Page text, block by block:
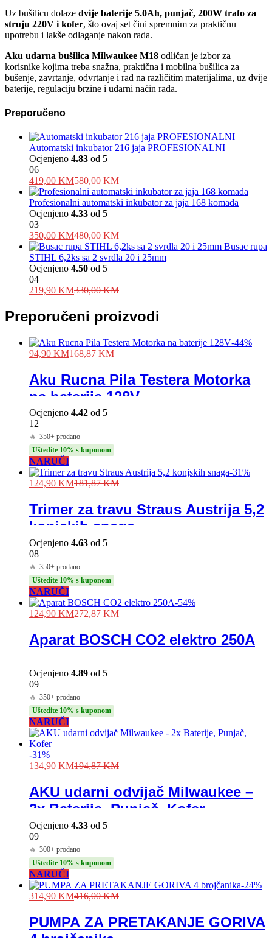
Uz bušilicu dolaze dvije baterije 5.0Ah, punjač, 200W trafo za
struju 220V i kofer, što ovaj set čini spremnim za praktičnu
upotrebu i lakše odlaganje nakon rada.
Aku udarna bušilica Milwaukee M18 odličan je izbor za
korisnike kojima treba snažna, praktična i mobilna bušilica za
bušenje, zavrtanje, odvrtanje i rad na različitim materijalima, uz dvije
baterije, regulaciju brzine i udarni način rada.
Preporučeno
Automatski inkubator 216 jaja PROFESIONALNI
Ocjenjeno 4.83 od 5
06
419,00 KM580,00KM
Profesionalni automatski inkubator za jaja 168 komada
Ocjenjeno 4.33 od 5
03
350,00 KM480,00KM
Busac rupa
STIHL 6,2ks sa 2 svrdla 20 i 25mm
Ocjenjeno 4.50 od 5
04
219,90 KM330,00KM
Preporučeni proizvodi
-44%
94,90 KM168,87KM
Aku Rucna Pila Testera Motorka
na baterije 128V
Ocjenjeno 4.42 od 5
12
🔥 350+ prodano
Uštedite 10% s kuponom
NARUČI
-31%
124,90 KM181,87KM
Trimer za travu Straus Austrija 5,2
konjskih snaga
Ocjenjeno 4.63 od 5
08
🔥 350+ prodano
Uštedite 10% s kuponom
NARUČI
-54%
124,90 KM272,87KM
Aparat BOSCH CO2 elektro 250A
Ocjenjeno 4.89 od 5
09
🔥 350+ prodano
Uštedite 10% s kuponom
NARUČI
-31%
134,90 KM194,87KM
AKU udarni odvijač Milwaukee –
2x Baterije, Punjač, Kofer
Ocjenjeno 4.33 od 5
09
🔥 300+ prodano
Uštedite 10% s kuponom
NARUČI
-24%
314,90 KM416,00KM
PUMPA ZA PRETAKANJE GORIVA
4 brojčanika